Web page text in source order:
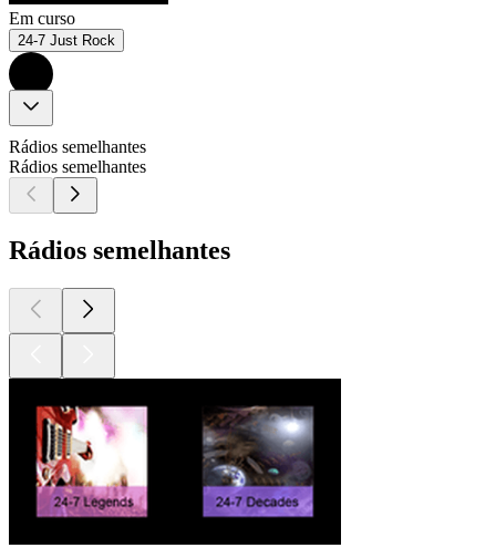
Em curso
24-7 Just Rock
Rádios semelhantes
Rádios semelhantes
Rádios semelhantes